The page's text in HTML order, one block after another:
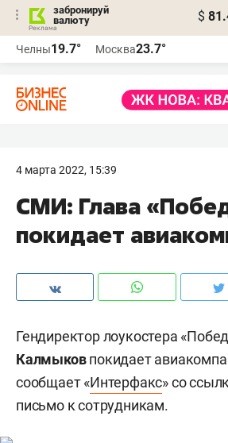
забронируй
валюту
$
Челны19.7° Москва23.7°
4 марта 2022, 15:39
СМИ: Глава
покидает
Гендиректор лоукостера
Калмыковпокидает
сообщает «Интерфакс» со
письмо к сотрудникам.